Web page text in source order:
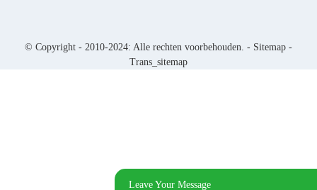
© Copyright - 2010-2024: Alle rechten voorbehouden. - Sitemap -
Trans_sitemap
Leave Your Message